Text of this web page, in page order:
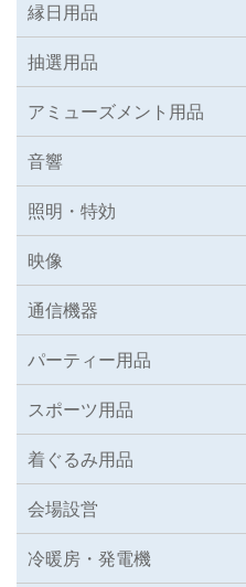
縁日用品
抽選用品
アミューズメント用品
音響
照明・特効
映像
通信機器
パーティー用品
スポーツ用品
着ぐるみ用品
会場設営
冷暖房・発電機